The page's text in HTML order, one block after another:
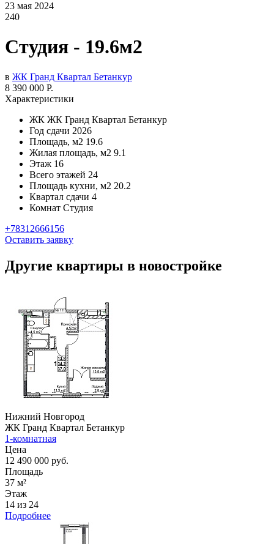
23 мая 2024
240
Студия - 19.6м2
в ЖК Гранд Квартал Бетанкур
8 390 000 Р.
Характеристики
ЖК ЖК Гранд Квартал Бетанкур
Год сдачи 2026
Площадь, м2 19.6
Жилая площадь, м2 9.1
Этаж 16
Всего этажей 24
Площадь кухни, м2 20.2
Квартал сдачи 4
Комнат Студия
+78312666156
Оставить заявку
Другие квартиры в новостройке
Нижний Новгород
ЖК Гранд Квартал Бетанкур
1-комнатная
Цена
12 490 000 руб.
Площадь
37 м²
Этаж
14 из 24
Подробнее